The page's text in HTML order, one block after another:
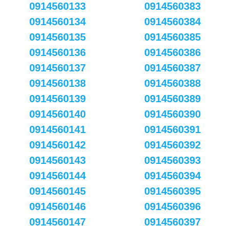
0914560133
0914560134
0914560135
0914560136
0914560137
0914560138
0914560139
0914560140
0914560141
0914560142
0914560143
0914560144
0914560145
0914560146
0914560147
0914560383
0914560384
0914560385
0914560386
0914560387
0914560388
0914560389
0914560390
0914560391
0914560392
0914560393
0914560394
0914560395
0914560396
0914560397